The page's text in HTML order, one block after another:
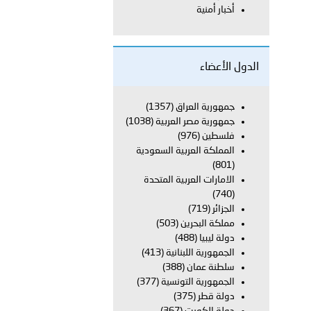
تحذر من زيادة عدد الركاب في المركبات حفاظًا على سلامة
تطلع وفد الشرطة الإيطالية على منظومتي التأهيل الشرطي
تنظم حملة للتبرع بالدم في منطقة الظفرة تعزيزا للمسؤولية
الأميريين معالي النائب الأول لرئيس مجلس الوزراء
العام..
أعمال الاجتماع الثالث عشر للجنة رؤساء الاتحادات الرياضية
أخبار أمنية
الدول الأعضاء
جمهورية العراق (1357)
جمهورية مصر العربية (1038)
فلسطين(976)
المملكة العربية السعودية
(801)
الامارات العربية المتحدة
(740)
الجزائر (719)
مملكة البحرين (503)
دولة ليبيا (488)
الجمهورية اللبنانية (413)
سلطنة عمان (388)
الجمهورية التونسية (377)
دولة قطر (375)